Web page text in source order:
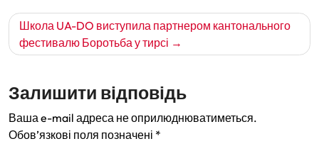
Навігація
записів
Школа UA-DO виступила партнером кантонального
фестивалю Боротьба у тирсі
Залишити відповідь
Ваша e-mail адреса не оприлюднюватиметься.
Обов’язкові поля позначені *